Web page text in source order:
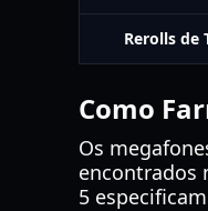
Rerolls de
Como
Os
encontrados
5